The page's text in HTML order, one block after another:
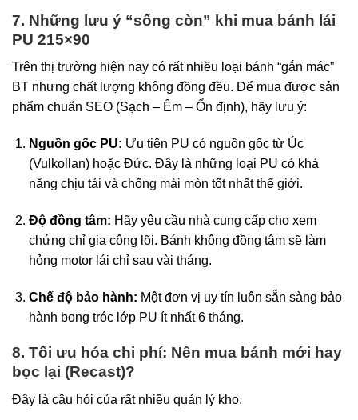
7. Những lưu ý “sống còn” khi mua bánh lái
PU 215×90
Trên thị trường hiện nay có rất nhiều loại bánh “gắn mác”
BT nhưng chất lượng không đồng đều. Để mua được sản
phẩm chuẩn SEO (Sạch – Êm – Ổn định), hãy lưu ý:
Nguồn gốc PU: Ưu tiên PU có nguồn gốc từ Úc
(Vulkollan) hoặc Đức. Đây là những loại PU có khả
năng chịu tải và chống mài mòn tốt nhất thế giới.
Độ đồng tâm: Hãy yêu cầu nhà cung cấp cho xem
chứng chỉ gia công lõi. Bánh không đồng tâm sẽ làm
hỏng motor lái chỉ sau vài tháng.
Chế độ bảo hành: Một đơn vị uy tín luôn sẵn sàng bảo
hành bong tróc lớp PU ít nhất 6 tháng.
8. Tối ưu hóa chi phí: Nên mua bánh mới hay
bọc lại (Recast)?
Đây là câu hỏi của rất nhiều quản lý kho.